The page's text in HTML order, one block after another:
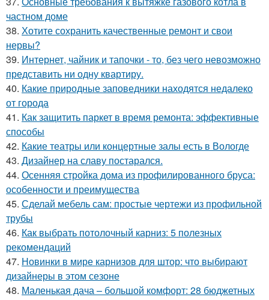
частном доме
38. Хотите сохранить качественные ремонт и свои
нервы?
39. Интернет, чайник и тапочки - то, без чего невозможно
представить ни одну квартиру.
40. Какие природные заповедники находятся недалеко
от города
41. Как защитить паркет в время ремонта: эффективные
способы
42. Какие театры или концертные залы есть в Вологде
43. Дизайнер на славу постарался.
44. Осенняя стройка дома из профилированного бруса:
особенности и преимущества
45. Сделай мебель сам: простые чертежи из профильной
трубы
46. Как выбрать потолочный карниз: 5 полезных
рекомендаций
47. Новинки в мире карнизов для штор: что выбирают
дизайнеры в этом сезоне
48. Маленькая дача – большой комфорт: 28 бюджетных